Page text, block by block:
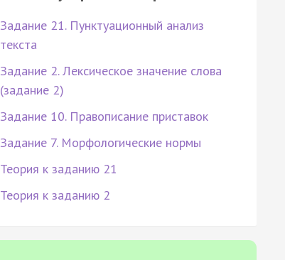
Задание 21. Пунктуационный анализ
текста
Задание 2. Лексическое значение слова
(задание 2)
Задание 10. Правописание приставок
Задание 7. Морфологические нормы
Теория к заданию 21
Теория к заданию 2